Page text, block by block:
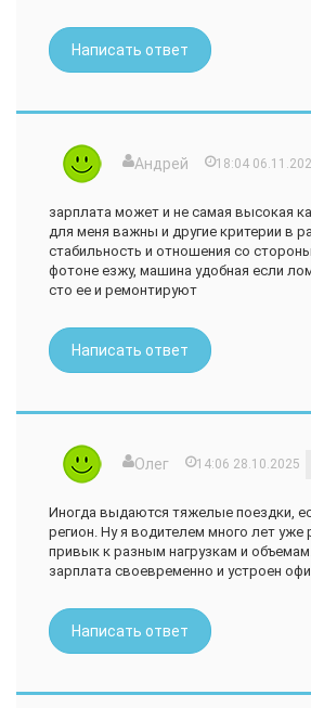
Написать ответ
Андрей 18:04
зарплата может и не самая высокая
для меня важны и другие критерии в
стабильность и отношения со
фотоне езжу, машина удобная если
сто ее и ремонтируют
Написать ответ
Олег 14:06 28.10.2025
Иногда выдаются тяжелые поездки,
регион. Ну я водителем много лет уже
привык к разным нагрузкам и
зарплата своевременно и устроен
Написать ответ